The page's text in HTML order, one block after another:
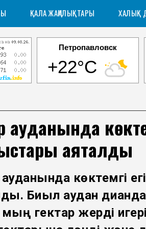
ҚАЛА ЖАҢАЛЫҚТАРЫ ХАЛЫҚ
Петропавловск
+22°C
ауданында
аяқталды
көктемгі
Биыл аудан
гектар жерді